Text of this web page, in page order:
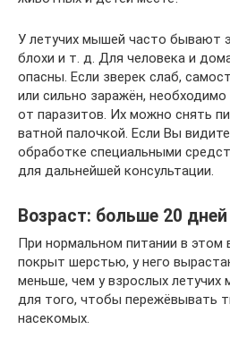
У летучих мышей часто бывают
блохи и т. д. Для человека и
опасны. Если зверек слаб,
или сильно заражён,
от паразитов. Их можно снять
ватной палочкой. Если Вы
обработке специальными
для дальнейшей консультации.
Возраст: больше 20 дней
При нормальном питании в этом
покрыт шерстью, у него
меньше, чем у взрослых
для того, чтобы пережёвывать
насекомых.